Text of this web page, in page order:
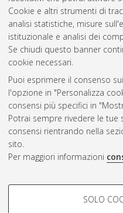
Cookie e altri strumenti di
analisi statistiche, misure
istituzionale e analisi dei
Se chiudi questo banner
cookie necessari.
Puoi esprimere il consenso
l'opzione in "Personalizza
consensi più specifici in
Potrai sempre rivedere le tue
consensi rientrando nella
sito.
Per maggiori informazioni
COOKIE DI
SOLO
Gestione
Atom
Rss 1.0
Rss 2.0
AMS Laurea
Impostazioni Cookie
Informativa sulla privacy